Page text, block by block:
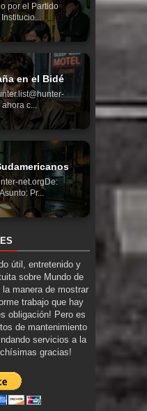
por el Partido
en el Bidé
c...
net.orgDe:
Pr...
útil, entretenido y
sobre Mundo de
manera de mostrar
trabajo que hay
obligación! Pero es
de mantenimiento
servicios a la
gracias!